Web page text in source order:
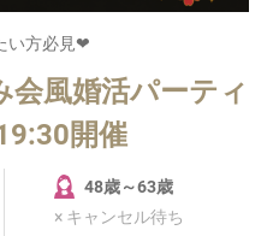
い方必見❤
風婚活パーティ
開催
48歳～63歳
× キャンセル待ち